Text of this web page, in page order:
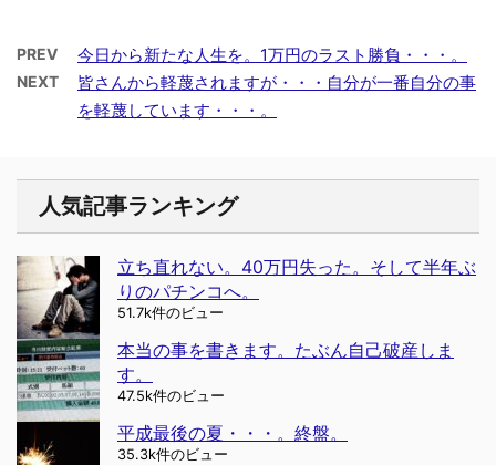
PREV 今日から新たな人生を。1万円のラスト勝負・・・。
NEXT
皆さんから軽蔑されますが・・・自分が一番自分の事
を軽蔑しています・・・。
人気記事ランキング
立ち直れない。40万円失った。そして半年ぶ
りのパチンコへ。
51.7k件のビュー
本当の事を書きます。たぶん自己破産しま
す。
47.5k件のビュー
平成最後の夏・・・。終盤。
35.3k件のビュー